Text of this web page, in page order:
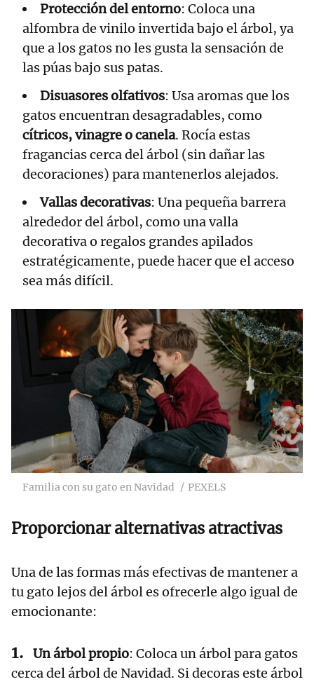
Protección del entorno: Coloca una
alfombra de vinilo invertida bajo el árbol, ya
que a los gatos no les gusta la sensación de
las púas bajo sus patas.
Disuasores olfativos: Usa aromas que los
gatos encuentran desagradables, como
cítricos, vinagre o canela. Rocía estas
fragancias cerca del árbol (sin dañar las
decoraciones) para mantenerlos alejados.
Vallas decorativas: Una pequeña barrera
alrededor del árbol, como una valla
decorativa o regalos grandes apilados
estratégicamente, puede hacer que el acceso
sea más difícil.
Familia con su gato en Navidad PEXELS
Proporcionar alternativas atractivas
Una de las formas más efectivas de mantener a
tu gato lejos del árbol es ofrecerle algo igual de
emocionante:
Un árbol propio: Coloca un árbol para gatos
cerca del árbol de Navidad. Si decoras este árbol